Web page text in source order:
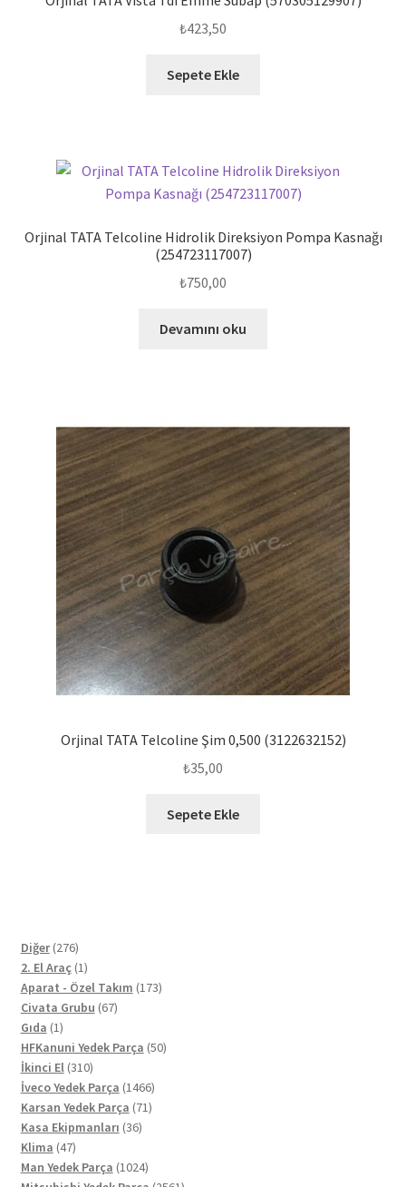
₺423,50
Sepete Ekle
Orjinal TATA Telcoline Hidrolik Direksiyon Pompa Kasnağı
(254723117007)
₺750,00
Devamını oku
Orjinal TATA Telcoline Şim 0,500 (3122632152)
₺35,00
Sepete Ekle
Diğer 276276
ürün
2. El Araç 11
ürün
Aparat - Özel Takım 173173
Civata Grubu 6767
Gıda 11
ürün
HFKanuni Yedek Parça 5050
İkinci El 310310
ürün
İveco Yedek Parça 14661466
ürün
Karsan Yedek Parça 7171
Kasa Ekipmanları 3636
Klima 4747
ürün
Man Yedek Parça 10241024